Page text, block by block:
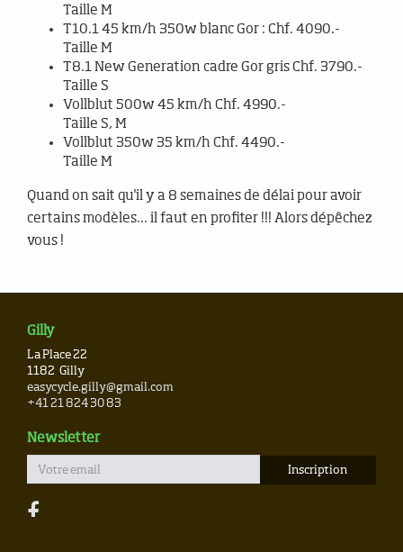
Taille M
T10.1 45 km/h 350w blanc Gor : Chf. 4090.-
Taille M
T8.1 New Generation cadre Gor gris Chf. 3790.-
Taille S
Vollblut 500w 45 km/h Chf. 4990.-
Taille S, M
Vollblut 350w 35 km/h Chf. 4490.-
Taille M
Quand on sait qu'il y a 8 semaines de délai pour avoir
certains modèles... il faut en profiter !!! Alors dépêchez
vous !
Gilly
La Place 22
1182 Gilly
easycycle.gilly@gmail.com
+41 21 824 30 83
Newsletter